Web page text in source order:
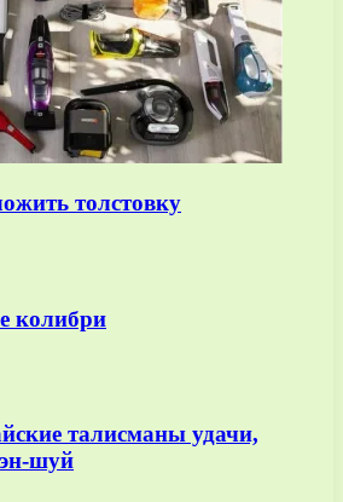
толстовку
колибри
талисманы удачи,
шуй